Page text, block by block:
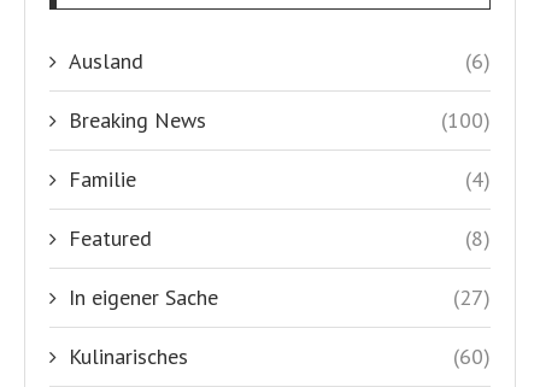
Ausland (6)
Breaking News (100)
Familie (4)
Featured (8)
In eigener Sache (27)
Kulinarisches (60)